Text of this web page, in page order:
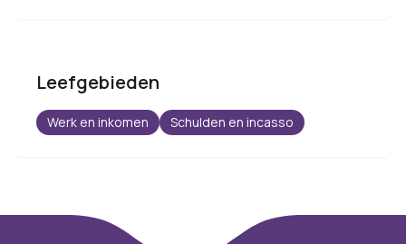
Leefgebieden
Werk en inkomen Schulden en incasso